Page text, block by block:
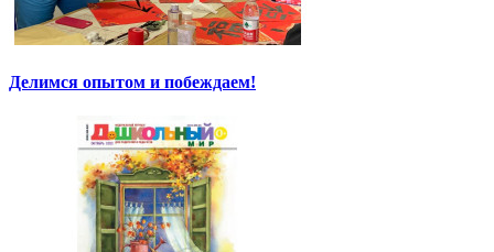
Делимся опытом и побеждаем!